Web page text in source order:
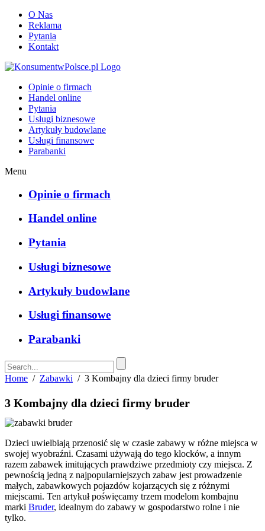
O Nas
Reklama
Pytania
Kontakt
Opinie o firmach
Handel online
Pytania
Usługi biznesowe
Artykuły budowlane
Usługi finansowe
Parabanki
Menu
Opinie o firmach
Handel online
Pytania
Usługi biznesowe
Artykuły budowlane
Usługi finansowe
Parabanki
Home / Zabawki / 3 Kombajny dla dzieci firmy bruder
3 Kombajny dla dzieci firmy bruder
Dzieci uwielbiają przenosić się w czasie zabawy w różne miejsca w
swojej wyobraźni. Czasami używają do tego klocków, a innym
razem zabawek imitujących prawdziwe przedmioty czy miejsca. Z
pewnością jedną z najpopularniejszych zabaw jest prowadzenie
małych, zabawkowych pojazdów kojarzących się z różnymi
miejscami. Ten artykuł poświęcamy trzem modelom kombajnu
marki Bruder, idealnym do zabawy w gospodarstwo rolne i nie
tylko.